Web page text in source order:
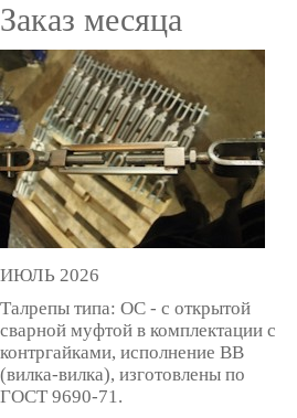
Заказ месяца
ИЮЛЬ 2026
Талрепы типа: ОС - с открытой
сварной муфтой в комплектации с
контргайками, исполнение ВВ
(вилка-вилка), изготовлены по
ГОСТ 9690-71.